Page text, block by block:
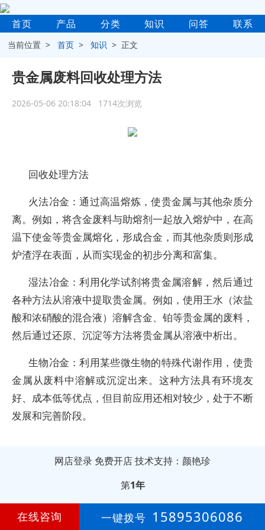
首页 产品 分类 知识 问答 联系
当前位置 >首页 >知识 > 正文
贵金属废料回收处理方法
2026-05-06 20:18:04 1714次浏览
回收处理方法
火法冶金：通过高温熔炼，使贵金属与其他杂质分
离。例如，将含金废料与助熔剂一起放入熔炉中，在高
温下使金等贵金属熔化，形成合金，而其他杂质则形成
炉渣浮在表面，从而实现金的初步分离和富集。
湿法冶金：利用化学试剂将贵金属溶解，然后通过
各种方法从溶液中提取贵金属。例如，使用王水（浓盐
酸和浓硝酸的混合液）溶解含金、铂等贵金属的废料，
然后通过还原、沉淀等方法将贵金属从溶液中析出。
生物冶金：利用某些微生物的特殊代谢作用，使贵
金属从废料中溶解或沉淀出来。这种方法具有环境友
好、成本低等优点，但目前应用还相对较少，处于不断
发展和完善阶段。
网店登录 免费开店技术支持：颜艳珍
第1年
在线咨询 一键拨号 15895306086